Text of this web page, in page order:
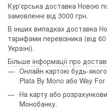
Кур'єрська доставка Новою
замовленні від 3000 грн.
В інших випадках доставка
тарифами перевізника (від
Україні).
Більше інформації про
Онлайн картою будь-
Plata By Mono або Way For
На карту або
Монобанку.